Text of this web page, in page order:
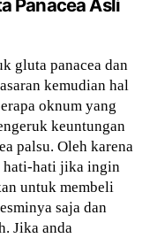
Panacea Asli
gluta panacea dan
kemudian hal
oknum yang
keuntungan
palsu. Oleh karena
hati-hati jika ingin
untuk membeli
saja dan
Jika anda